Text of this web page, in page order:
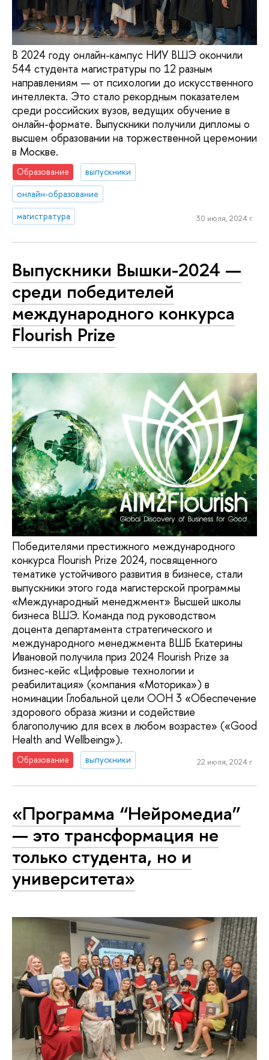
В 2024 году онлайн-кампус НИУ ВШЭ окончили
544 студента магистратуры по 12 разным
направлениям — от психологии до искусственного
интеллекта. Это стало рекордным показателем
среди российских вузов, ведущих обучение в
онлайн-формате. Выпускники получили дипломы о
высшем образовании на торжественной церемонии
в Москве.
Образование
выпускники
онлайн-образование
магистратура
30 июля, 2024 г.
Выпускники Вышки-2024 —
среди победителей
международного конкурса
Flourish Prize
Победителями престижного международного
конкурса Flourish Prize 2024, посвященного
тематике устойчивого развития в бизнесе, стали
выпускники этого года магистерской программы
«Международный менеджмент» Высшей школы
бизнеса ВШЭ. Команда под руководством
доцента департамента стратегического и
международного менеджмента ВШБ Екатерины
Ивановой получила приз 2024 Flourish Prize за
бизнес-кейс «Цифровые технологии и
реабилитация» (компания «Моторика») в
номинации Глобальной цели ООН 3 «Обеспечение
здорового образа жизни и содействие
благополучию для всех в любом возрасте» («Good
Health and Wellbeing»).
Образование выпускники 22 июля, 2024 г.
«Программа “Нейромедиа”
— это трансформация не
только студента, но и
университета»